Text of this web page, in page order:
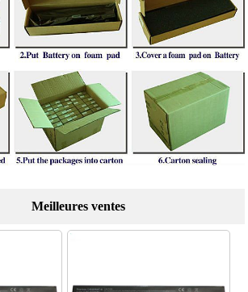
Meilleures ventes